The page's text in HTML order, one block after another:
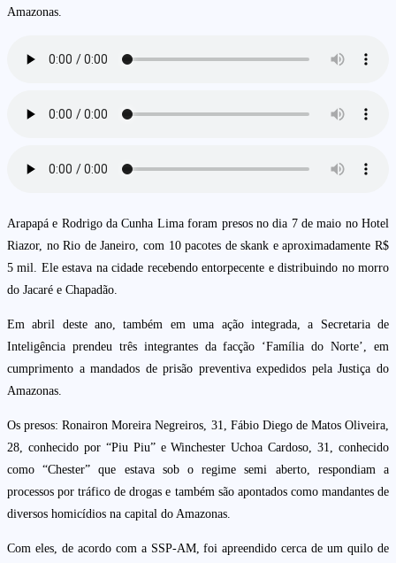
Amazonas.
Arapapá e Rodrigo da Cunha Lima foram presos no dia 7 de maio no Hotel
Riazor, no Rio de Janeiro, com 10 pacotes de skank e aproximadamente R$
5 mil. Ele estava na cidade recebendo entorpecente e distribuindo no morro
do Jacaré e Chapadão.
Em abril deste ano, também em uma ação integrada, a Secretaria de
Inteligência prendeu três integrantes da facção ‘Família do Norte’, em
cumprimento a mandados de prisão preventiva expedidos pela Justiça do
Amazonas.
Os presos: Ronairon Moreira Negreiros, 31, Fábio Diego de Matos Oliveira,
28, conhecido por “Piu Piu” e Winchester Uchoa Cardoso, 31, conhecido
como “Chester” que estava sob o regime semi aberto, respondiam a
processos por tráfico de drogas e também são apontados como mandantes de
diversos homicídios na capital do Amazonas.
Com eles, de acordo com a SSP-AM, foi apreendido cerca de um quilo de